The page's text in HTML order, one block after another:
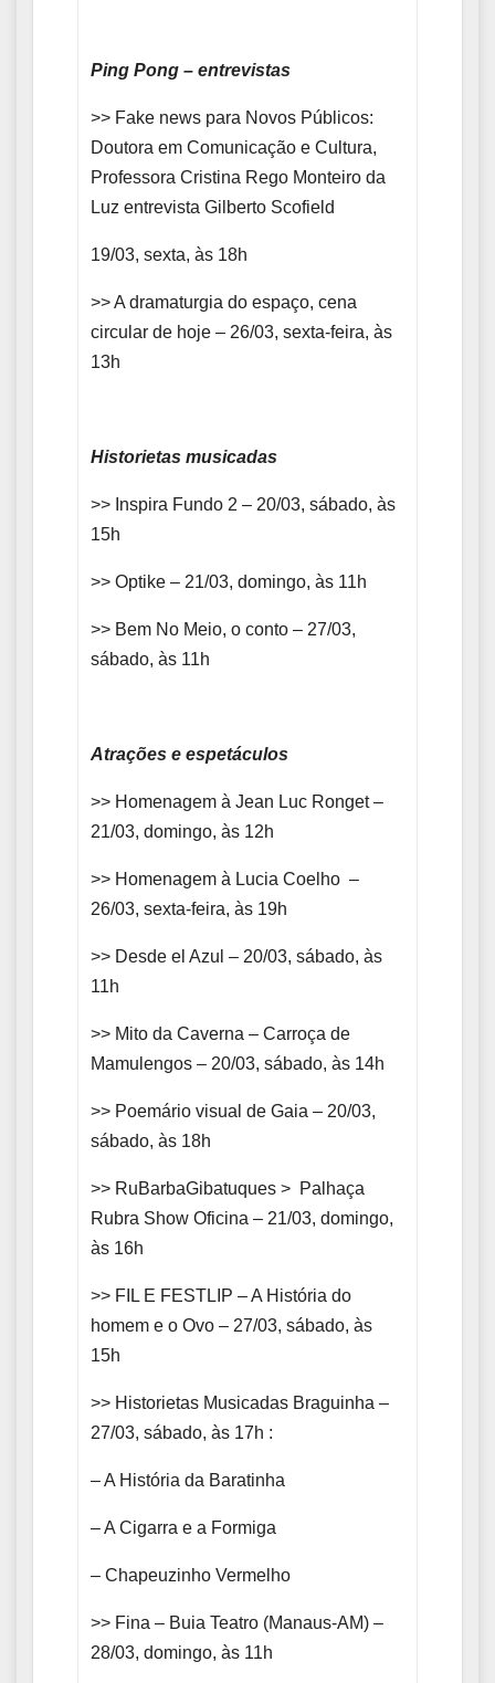
Ping Pong – entrevistas
>> Fake news para Novos Públicos:
Doutora em Comunicação e Cultura,
Professora Cristina Rego Monteiro da
Luz entrevista Gilberto Scofield
19/03, sexta, às 18h
>> A dramaturgia do espaço, cena
circular de hoje – 26/03, sexta-feira, às
13h
Historietas musicadas
>> Inspira Fundo 2 – 20/03, sábado, às
15h
>> Optike – 21/03, domingo, às 11h
>> Bem No Meio, o conto – 27/03,
sábado, às 11h
Atrações e espetáculos
>> Homenagem à Jean Luc Ronget –
21/03, domingo, às 12h
>> Homenagem à Lucia Coelho –
26/03, sexta-feira, às 19h
>> Desde el Azul – 20/03, sábado, às
11h
>> Mito da Caverna – Carroça de
Mamulengos – 20/03, sábado, às 14h
>> Poemário visual de Gaia – 20/03,
sábado, às 18h
>> RuBarbaGibatuques > Palhaça
Rubra Show Oficina – 21/03, domingo,
às 16h
>> FIL E FESTLIP – A História do
homem e o Ovo – 27/03, sábado, às
15h
>> Historietas Musicadas Braguinha –
27/03, sábado, às 17h :
– A História da Baratinha
– A Cigarra e a Formiga
– Chapeuzinho Vermelho
>> Fina – Buia Teatro (Manaus-AM) –
28/03, domingo, às 11h